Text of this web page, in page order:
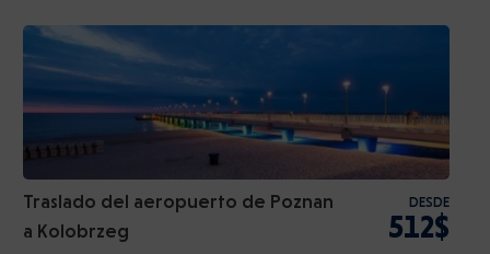
Traslado del aeropuerto de Poznan
a Kolobrzeg
DESDE
512$